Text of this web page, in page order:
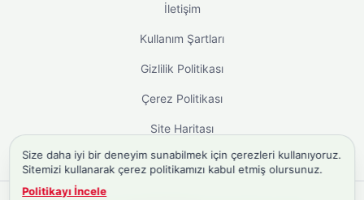
İletişim
Kullanım Şartları
Gizlilik Politikası
Çerez Politikası
Site Haritası
Size daha iyi bir deneyim sunabilmek için çerezleri kullanıyoruz.
Sitemizi kullanarak çerez politikamızı kabul etmiş olursunuz.
Politikayı İncele